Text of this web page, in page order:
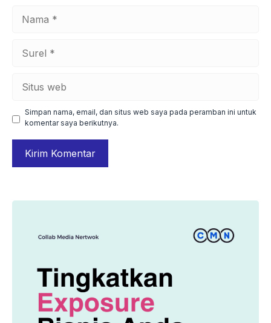
web
Simpan nama, email, dan situs web saya pada peramban ini untuk
komentar saya berikutnya.